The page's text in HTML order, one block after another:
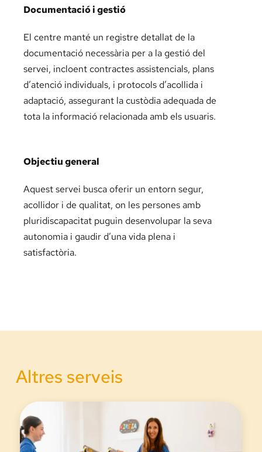
Documentació i gestió
El centre manté un registre detallat de la
documentació necessària per a la gestió del
servei, incloent contractes assistencials, plans
d’atenció individuals, i protocols d’acollida i
adaptació, assegurant la custòdia adequada de
tota la informació relacionada amb els usuaris.
Objectiu general
Aquest servei busca oferir un entorn segur,
acollidor i de qualitat, on les persones amb
pluridiscapacitat puguin desenvolupar la seva
autonomia i gaudir d’una vida plena i
satisfactòria.
Altres serveis